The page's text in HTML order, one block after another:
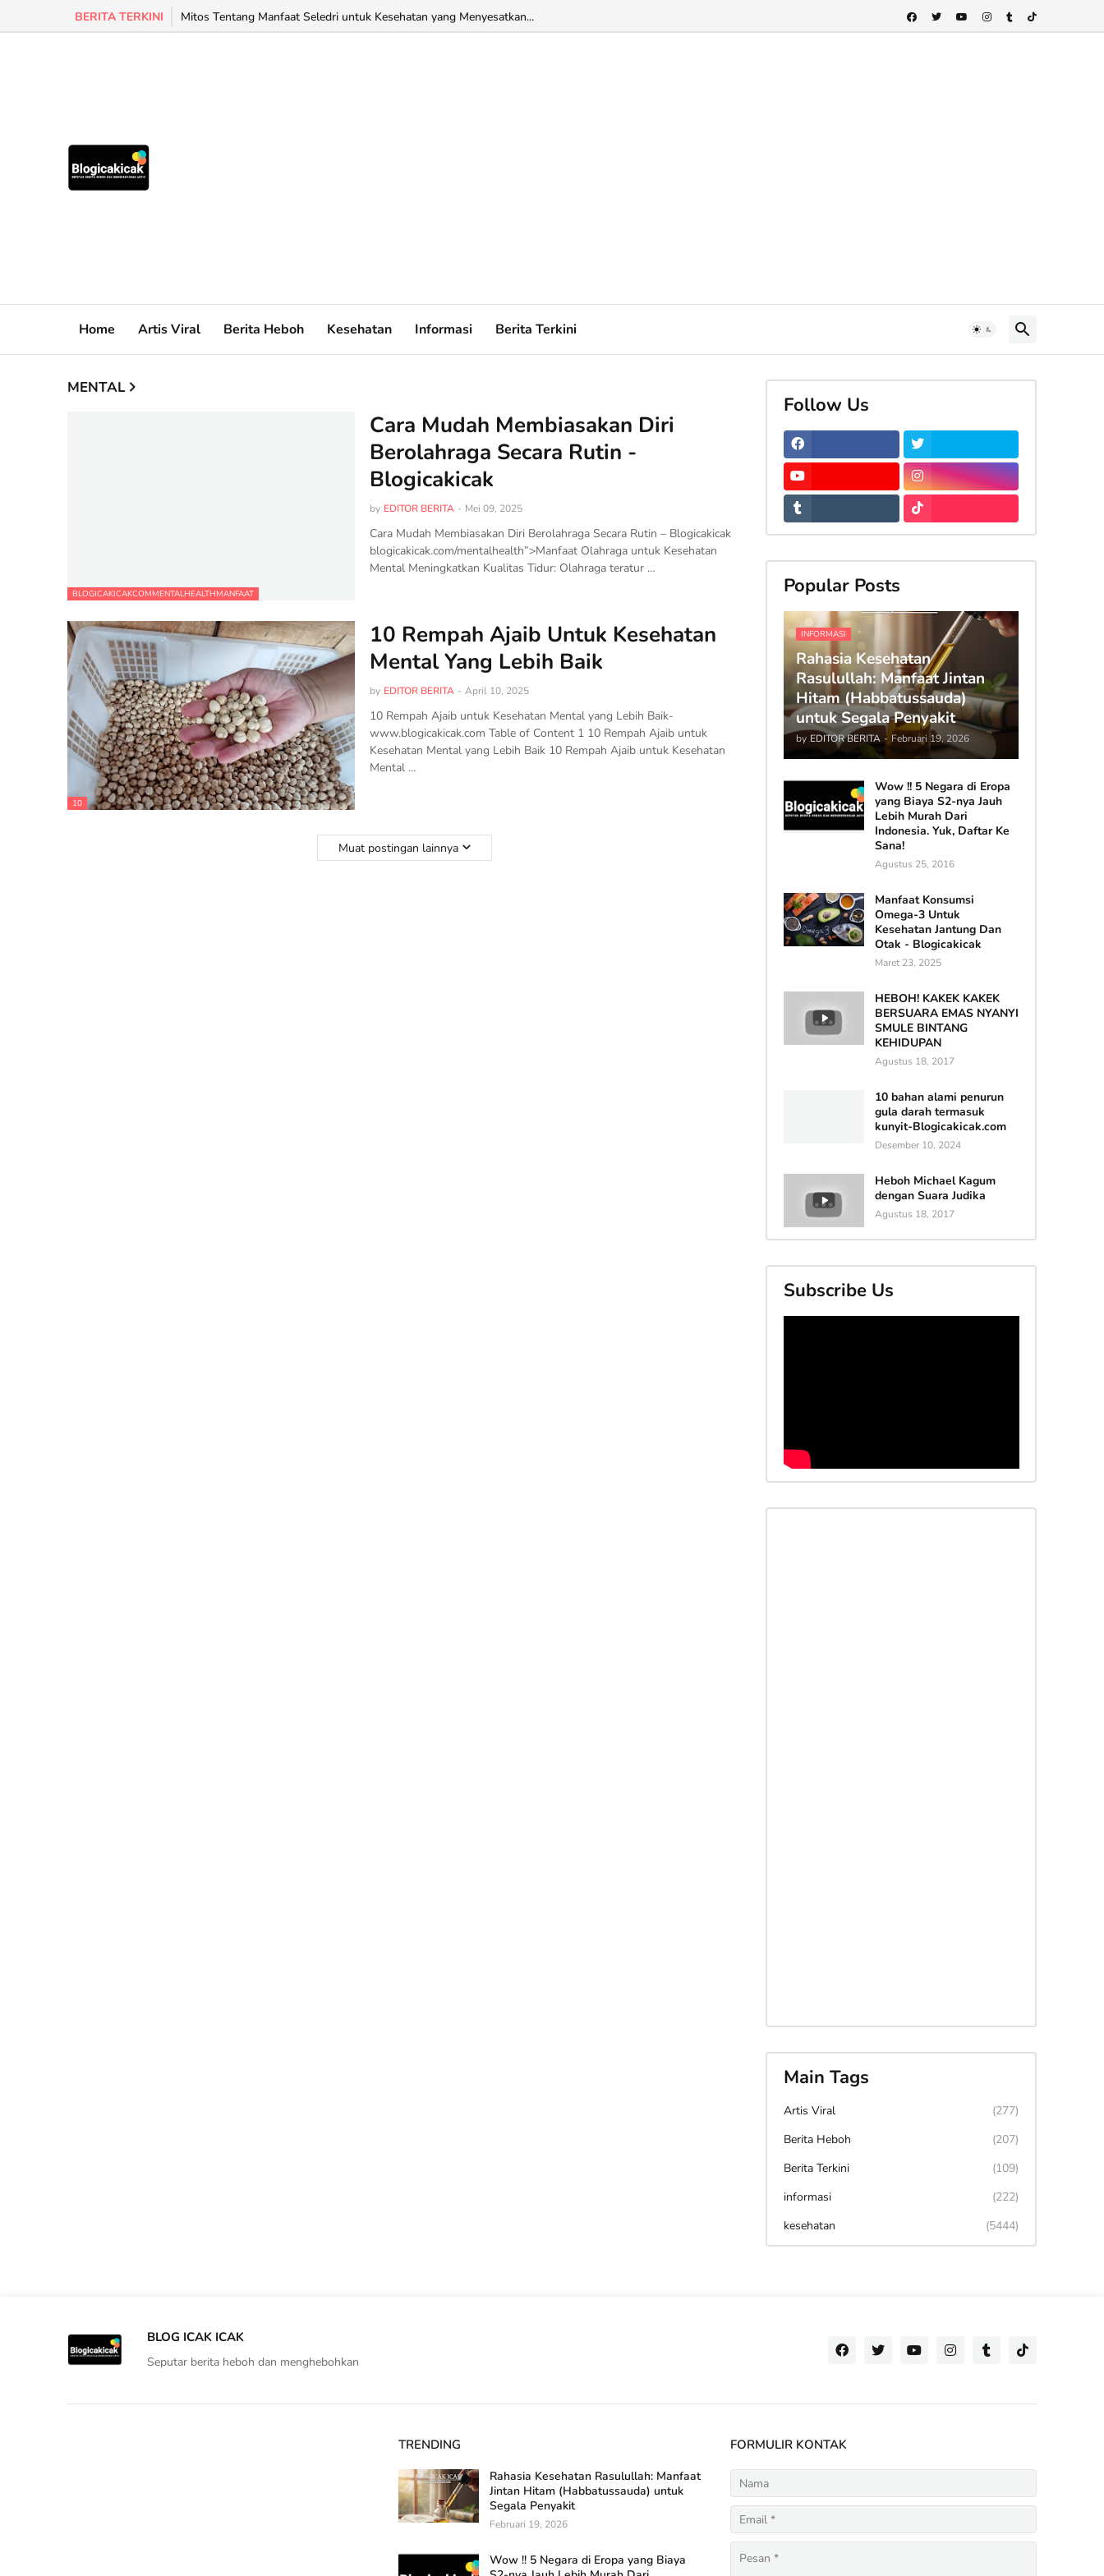
BERITA TERKINI Mitos Tentang Manfaat Seledri untuk Kesehatan yang Menyesatkan...
Home Artis Viral Berita Heboh Kesehatan Informasi Berita Terkini
MENTAL
BLOGICAKICAKCOMMENTALHEALTHMANFAAT
Cara Mudah Membiasakan Diri
Berolahraga Secara Rutin -
Blogicakicak
by EDITOR BERITA - Mei 09, 2025
Cara Mudah Membiasakan Diri Berolahraga Secara Rutin – Blogicakicak
blogicakicak.com/mentalhealth”>Manfaat Olahraga untuk Kesehatan
Mental Meningkatkan Kualitas Tidur: Olahraga teratur …
10
10 Rempah Ajaib Untuk Kesehatan
Mental Yang Lebih Baik
by EDITOR BERITA - April 10, 2025
10 Rempah Ajaib untuk Kesehatan Mental yang Lebih Baik-
www.blogicakicak.com Table of Content 1 10 Rempah Ajaib untuk
Kesehatan Mental yang Lebih Baik 10 Rempah Ajaib untuk Kesehatan
Mental …
Muat postingan lainnya
Follow Us
Popular Posts
INFORMASI
Rahasia Kesehatan
Rasulullah: Manfaat Jintan
Hitam (Habbatussauda)
untuk Segala Penyakit
by EDITOR BERITA - Februari 19, 2026
Wow !! 5 Negara di Eropa
yang Biaya S2-nya Jauh
Lebih Murah Dari
Indonesia. Yuk, Daftar Ke
Sana!
Agustus 25, 2016
Manfaat Konsumsi
Omega-3 Untuk
Kesehatan Jantung Dan
Otak - Blogicakicak
Maret 23, 2025
HEBOH! KAKEK KAKEK
BERSUARA EMAS NYANYI
SMULE BINTANG
KEHIDUPAN
Agustus 18, 2017
10 bahan alami penurun
gula darah termasuk
kunyit-Blogicakicak.com
Desember 10, 2024
Heboh Michael Kagum
dengan Suara Judika
Agustus 18, 2017
Subscribe Us
Main Tags
Artis Viral
(277)
Berita Heboh
(207)
Berita Terkini
(109)
informasi
(222)
kesehatan
(5444)
BLOG ICAK ICAK
Seputar berita heboh dan menghebohkan
TRENDING
Rahasia Kesehatan Rasulullah: Manfaat
Jintan Hitam (Habbatussauda) untuk
Segala Penyakit
Februari 19, 2026
Wow !! 5 Negara di Eropa yang Biaya
FORMULIR KONTAK